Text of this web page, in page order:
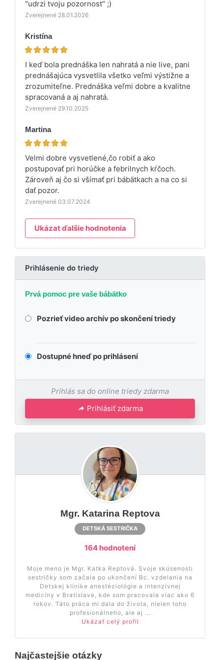
"udrzi tvoju pozornost" ;)
Zverejnené 28.01.2026
Kristína
I keď bola prednáška len nahratá a nie live, pani
prednášajúca vysvetlila všetko veľmi výstižne a
zrozumiteľne. Prednáška veľmi dobre a kvalitne
spracovaná a aj nahratá.
Zverejnené 29.10.2025
Martina
Velmi dobre vysvetlené,čo robiť a ako
postupovať pri horúčke a febrilnych kŕčoch.
Zároveň aj čo si všímať pri bábätkach a na co si
dať pozor.
Zverejnené 03.07.2024
Ukázat ďalšie hodnotenia
Prihlásenie do triedy
Prvá pomoc pre vaše bábätko
Pozrieť video archív po skončení triedy
Dostupné hneď po prihlásení
Prihlás sa do online triedy zdarma
Prihlásiť zdarma
Mgr. Katarina Reptova
DETSKÁ SESTRIČKA
164 hodnotení
Moje meno je Mgr. Katka Reptová. Svoje skúsenosti
sestričky som začala po ukončení Bc. vzdelania na
Detskej klinike anestéziológie a intenzívnej
medicíny v Bratislave, kde som pracovala viac ako 6
rokov. Táto práca mi dala do života, nielen toho
profesionálneho, ale aj ...
Ukázať celý profil
Najčastejšie otázky